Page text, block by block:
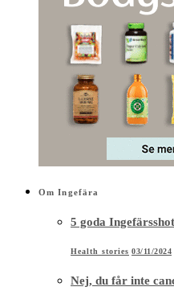
Om Ingefära
5 goda
Health stories 03/11/2024
Nej, du får inte